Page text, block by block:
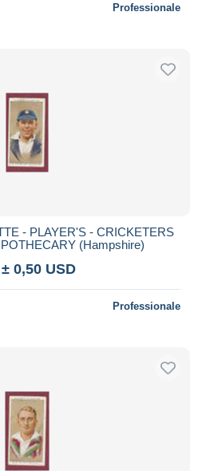
Professionale
- PLAYER'S - CRICKETERS
(Hampshire)
± 0,50 USD
Professionale